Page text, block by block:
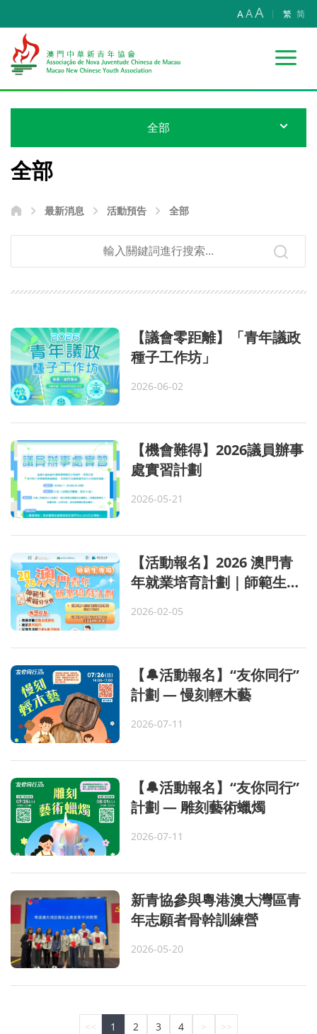
AAA 繁 简
全部
全部
最新消息 活動預告 全部
【議會零距離】「青年議政
種子工作坊」
2026-06-02
【機會難得】2026議員辦事
處實習計劃
2026-05-21
【活動報名】2026 澳門青
年就業培育計劃｜師範生教
2026-02-05
【🔔活動報名】“友你同行”
計劃 — 慢刻輕木藝
2026-07-11
【🔔活動報名】“友你同行”
計劃 — 雕刻藝術蠟燭
2026-07-11
新青協參與粵港澳大灣區青
年志願者骨幹訓練營
2026-05-20
<< 1 2 3 4 > >>